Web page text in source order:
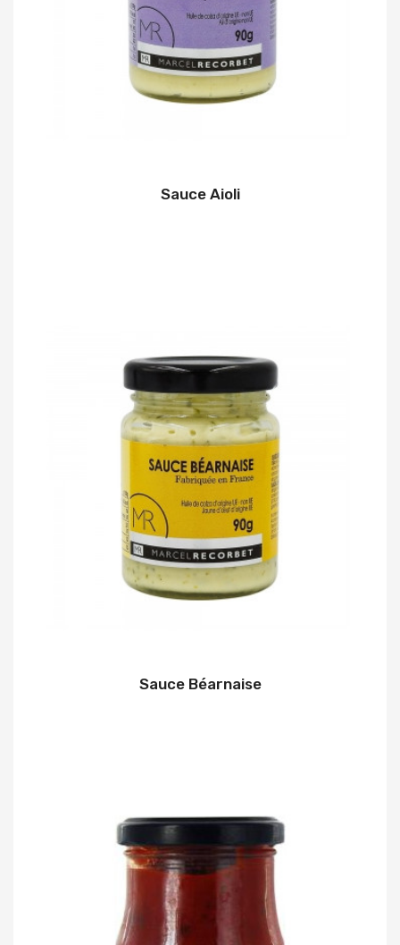
Sauce Aioli
Sauce Béarnaise